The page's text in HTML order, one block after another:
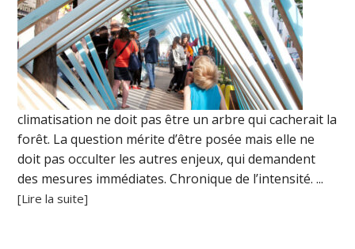
climatisation ne doit pas être un arbre qui cacherait la
forêt. La question mérite d’être posée mais elle ne
doit pas occulter les autres enjeux, qui demandent
des mesures immédiates. Chronique de l’intensité. ...
[Lire la suite]